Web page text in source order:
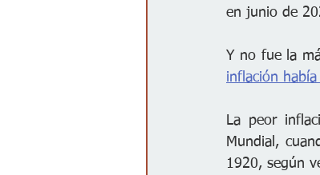
en junio de
Y no fue la
inflación
La peor
Mundial,
1920, según